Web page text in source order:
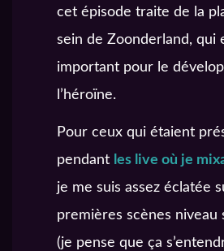
cet épisode traite de la
sein de Zoonderland, qui
important pour le
l’héroïne.
Pour ceux qui étaient
pendant les live où je
je me suis assez éclatée
premières scènes niveau
(je pense que ça